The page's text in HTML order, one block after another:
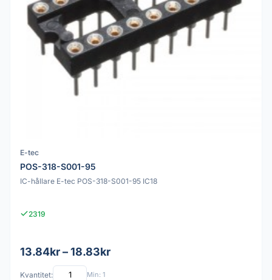
E-tec
POS-318-S001-95
IC-hållare E-tec POS-318-S001-95 IC18
2319
13.84kr – 18.83kr
Kvantitet: Min: 1